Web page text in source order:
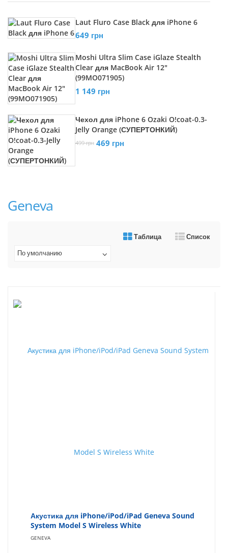
Laut Fluro Case Black для iPhone 6
649 грн
Moshi Ultra Slim Case iGlaze Stealth
Clear для MacBook Air 12"
(99MO071905)
1 149 грн
Чехол для iPhone 6 Ozaki O!coat-0.3-
Jelly Orange (СУПЕРТОНКИЙ)
499 грн 469 грн
Geneva
Таблица
Список
По умолчанию
Акустика для iPhone/iPod/iPad Geneva Sound
System Model S Wireless White
GENEVA